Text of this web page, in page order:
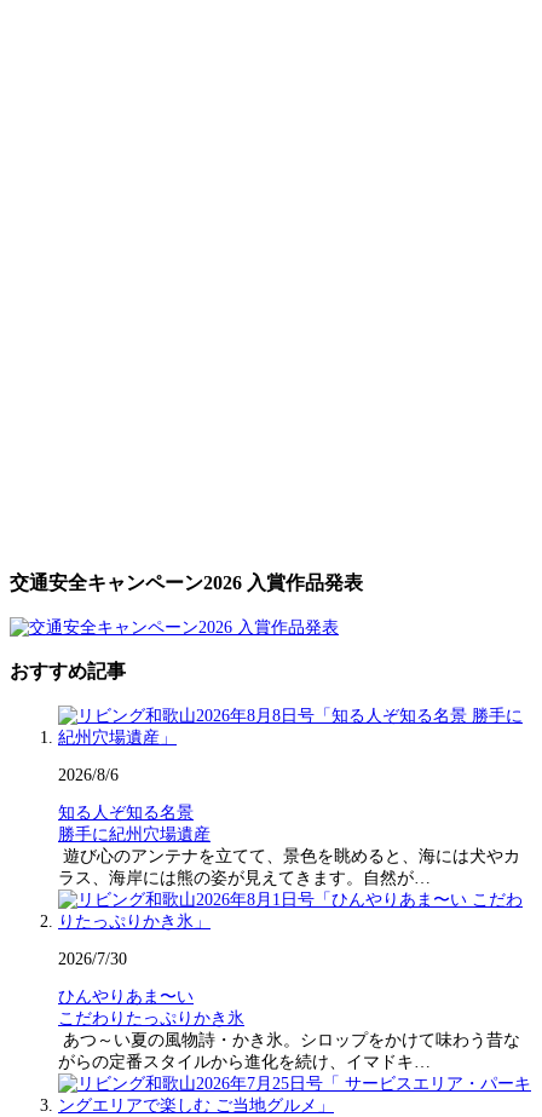
交通安全キャンペーン2026 入賞作品発表
おすすめ記事
2026/8/6
知る人ぞ知る名景
勝手に紀州穴場遺産
遊び心のアンテナを立てて、景色を眺めると、海には犬やカ
ラス、海岸には熊の姿が見えてきます。自然が…
2026/7/30
ひんやりあま〜い
こだわりたっぷりかき氷
あつ～い夏の風物詩・かき氷。シロップをかけて味わう昔な
がらの定番スタイルから進化を続け、イマドキ…